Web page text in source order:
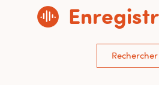
Rechercher